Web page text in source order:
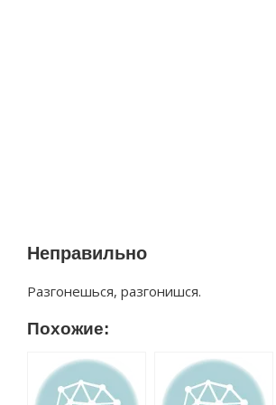
Неправильно
Разгонешься, разгонишся.
Похожие: